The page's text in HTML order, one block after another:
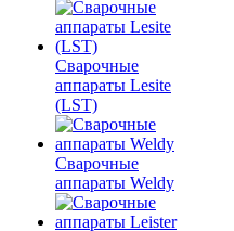
Сварочные
аппараты Lesite
(LST)
Сварочные
аппараты Weldy